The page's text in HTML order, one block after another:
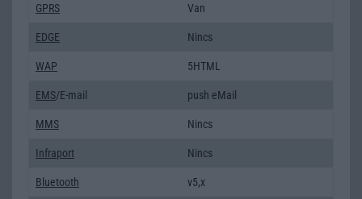
GPRS Van
EDGE Nincs
WAP 5HTML
EMS/E-mail push eMail
MMS Nincs
Infraport Nincs
Bluetooth v5,x